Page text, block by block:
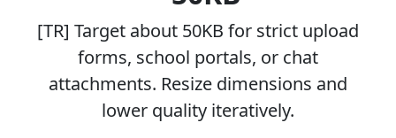
[TR] Target about 50KB for strict upload
forms, school portals, or chat
attachments. Resize dimensions and
lower quality iteratively.